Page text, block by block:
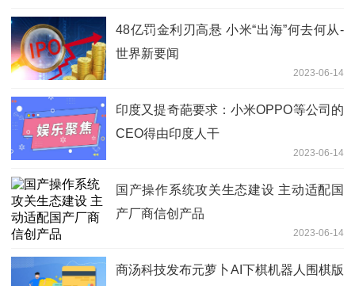
48亿罚金利刃高悬 小米“出海”何去何从-
世界新要闻
2023-06-14
印度又提奇葩要求：小米OPPO等公司的
CEO得由印度人干
2023-06-14
国产操作系统攻关生态建设 主动适配国
产厂商信创产品
2023-06-14
商汤科技发布元萝卜AI下棋机器人围棋版